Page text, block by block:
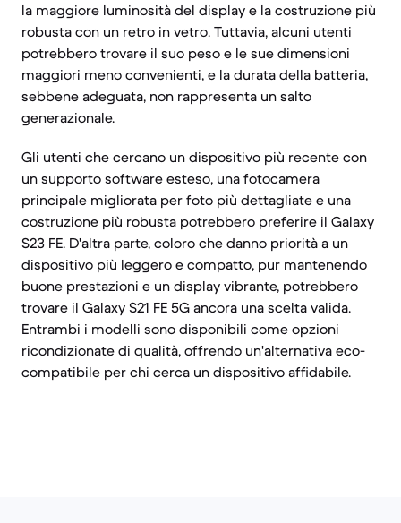
la maggiore luminosità del display e la costruzione più
robusta con un retro in vetro. Tuttavia, alcuni utenti
potrebbero trovare il suo peso e le sue dimensioni
maggiori meno convenienti, e la durata della batteria,
sebbene adeguata, non rappresenta un salto
generazionale.
Gli utenti che cercano un dispositivo più recente con
un supporto software esteso, una fotocamera
principale migliorata per foto più dettagliate e una
costruzione più robusta potrebbero preferire il Galaxy
S23 FE. D'altra parte, coloro che danno priorità a un
dispositivo più leggero e compatto, pur mantenendo
buone prestazioni e un display vibrante, potrebbero
trovare il Galaxy S21 FE 5G ancora una scelta valida.
Entrambi i modelli sono disponibili come opzioni
ricondizionate di qualità, offrendo un'alternativa eco-
compatibile per chi cerca un dispositivo affidabile.